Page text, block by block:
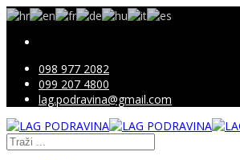
098 977 2082
099 207 4800
lag.podravina@gmail.com